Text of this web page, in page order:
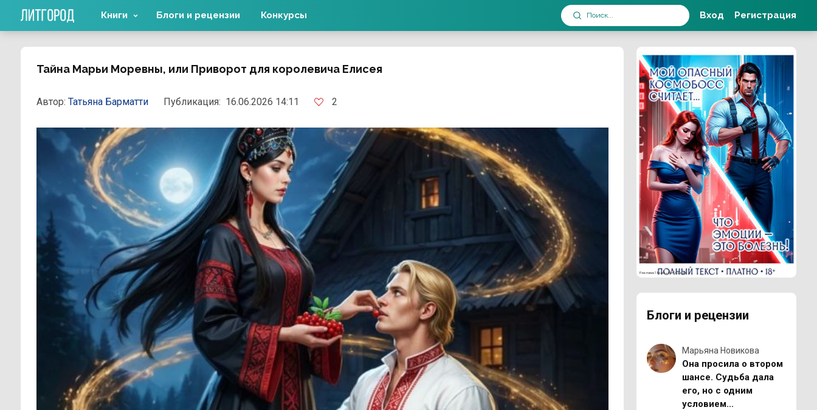
Тайна Марьи Моревны, или Приворот для королевича Елисея
Автор: Татьяна Барматти Публикация: 16.06.2026 14:11 2
Блоги и рецензии
Марьяна Новикова
Она просила о втором
шансе. Судьба дала
его, но с одним
условием...
Реклама 18+ АО «ЛитГород»
Книги Блоги и рецензии Конкурсы Вход Регистрация